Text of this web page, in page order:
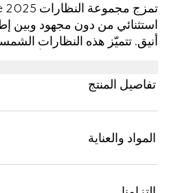
استثنائي من دون مجهود وبين
أنيق. تتميّز هذه النظارات
تفاصيل المنتج
المواد والعناية